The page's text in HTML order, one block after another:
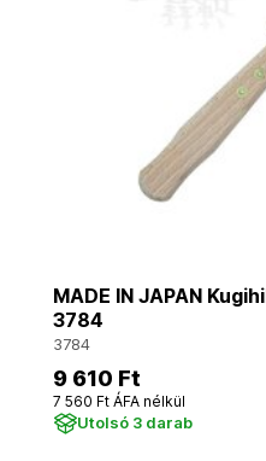
MADE IN JAPAN
3784
3784
9 610 Ft
7 560 Ft ÁFA nélkül
Utolsó 3 darab